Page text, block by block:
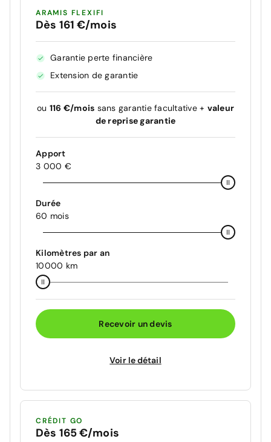
ARAMIS FLEXIFI
Dès 161 €/mois
Garantie perte financière
Extension de garantie
ou 116 €/mois sans garantie facultative + valeur
de reprise garantie
Apport
3 000 €
Durée
60 mois
Kilomètres par an
10000 km
Recevoir un devis
Voir le détail
CRÉDIT GO
Dès 165 €/mois